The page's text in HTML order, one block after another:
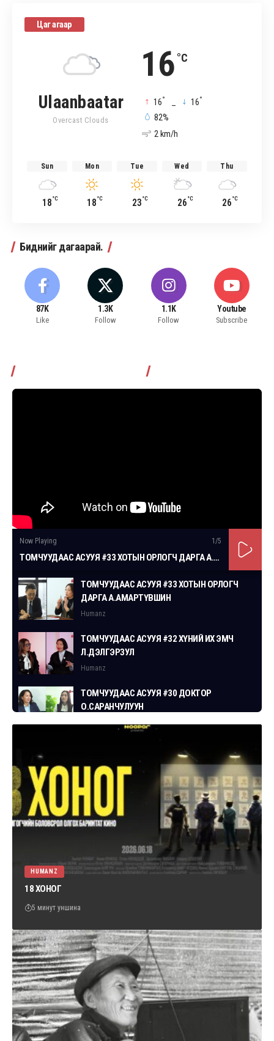
Цаг агаар
16°C
Ulaanbaatar
Overcast Clouds
16° 16°
82%
2 km/h
Sun
18°C
Mon
18°C
Tue
23°C
Wed
26°C
Thu
26°C
Биднийг дагаарай.
87K
Like
1.3K
Follow
1.1K
Follow
Youtube
Subscribe
Now Playing 1 /5
ТОМЧУУДААС АСУУЯ #33 ХОТЫН ОРЛОГЧ ДАРГА А.АМАРТҮВШИН
ТОМЧУУДААС АСУУЯ #33 ХОТЫН ОРЛОГЧ
ДАРГА А.АМАРТҮВШИН
Humanz
ТОМЧУУДААС АСУУЯ #32 ХҮНИЙ ИХ ЭМЧ
Л.ДЭЛГЭРЗУЛ
Humanz
ТОМЧУУДААС АСУУЯ #30 ДОКТОР
О.САРАНЧУЛУУН
Humanz
ТОМЧУУДААС АСУУЯ #29 СГЗ С.ЦОГТБАЯР
Humanz
ТОМЧУУДААС АСУУЯ #28 ХУУЛЬЧ
Г.ЭРДЭНЭБАТ
Humanz
HUMANZ
18 ХОНОГ
5 минут уншина